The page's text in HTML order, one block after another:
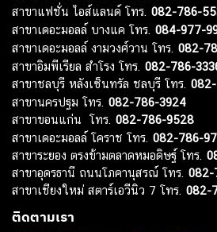
สาขาแฟชั่น ไอส์แลนด์ โทร. 082-786-
สาขาเดอะมอลล์ บางแค โทร. 084-977-
สาขาเดอะมอลล์ งามวงศ์วาน โทร. 082-
สาขาอิมพีเรียล สำโรง โทร. 082-786-
สาขาชลบุรี หลังเซ็นทรัล ชลบุรี โทร.
สาขานครปฐม โทร. 082-786-3924
สาขาขอนแก่น โทร. 082-786-9528
สาขาเดอะมอลล์ โคราช โทร. 082-786-
สาขาระยอง ตรงข้ามตลาดหมอดิษฐ์ โทร.
สาขาอุดรธานี ถนนโภคานุสรณ์ โทร. 082-
สาขาเชียงใหม่ สตาร์เอวีนิว 7 โทร. 082-
ติดตามเรา